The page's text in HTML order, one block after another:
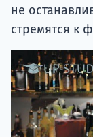
не
стремятся к